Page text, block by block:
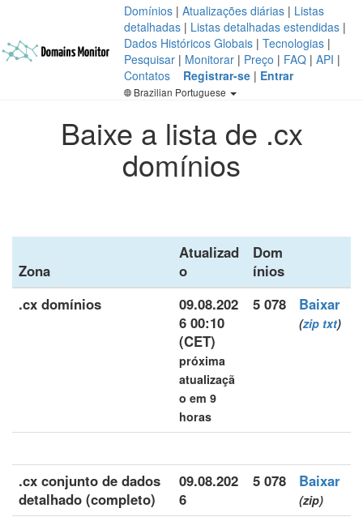
Domínios | Atualizações diárias | Listas
detalhadas | Listas detalhadas estendidas |
Dados Históricos Globais | Tecnologias |
Pesquisar | Monitorar | Preço | FAQ | API |
Contatos
Registrar-se | Entrar
Brazilian Portuguese
Baixe a lista de .cx
domínios
Zona
Atualizad
o
Dom
ínios
.cx domínios
09.08.202
6 00:10
(CET)
próxima
atualizaçã
o em 9
horas
5 078 Baixar
(zip txt)
.cx conjunto de dados
detalhado (completo)
09.08.202
6
5 078 Baixar
(zip)